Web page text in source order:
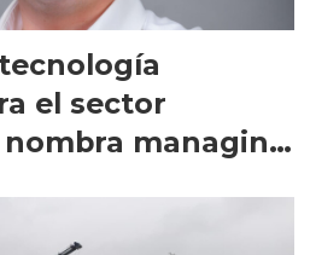
el sector
managing